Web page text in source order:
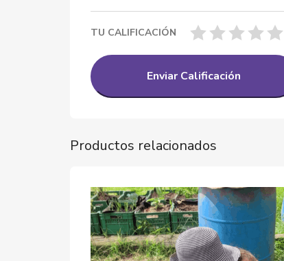
TU CALIFICACIÓN
Productos relacionados